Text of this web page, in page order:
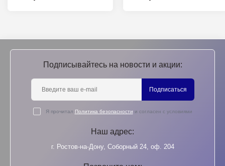
Подписывайтесь на новости и акции:
Подписаться
Я прочитал Политика безопасности и согласен с условиями
Наш адрес:
г. Ростов-на-Дону, Соборный 24, оф. 204